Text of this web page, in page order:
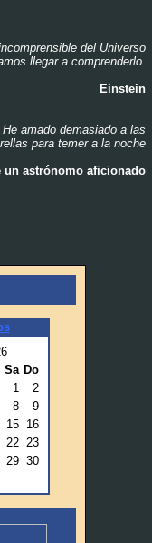
del Universo
llegar a comprenderlo.
Einstein
He amado demasiado a las
para temer a la noche
un astrónomo aficionado
Sa Do
1
2
8
9
15
16
22 23
29 30